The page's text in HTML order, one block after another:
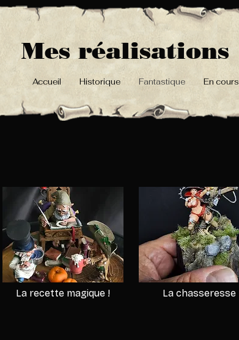
Mes réalisations
Accueil Historique Fantastique En cours
La recette magique ! La chasseresse